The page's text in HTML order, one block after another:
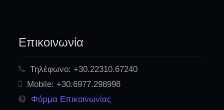
Επικοινωνία
Τηλέφωνο: +30.22310.67240
Mobile: +30.6977.298998
Φόρμα Επικοινωνίας